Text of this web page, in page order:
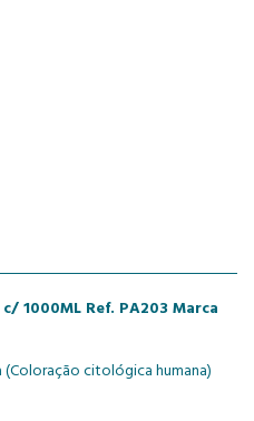
1000ML Ref. PA203 Marca
citológica humana)